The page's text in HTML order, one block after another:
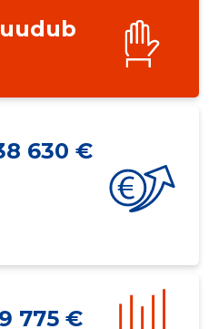
630 €
775 €